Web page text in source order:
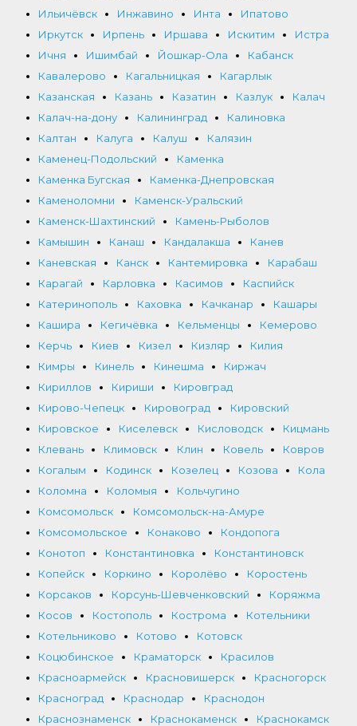
Ильичёвск
Инжавино Инта
Ипатово
Иркутск
Ирпень Иршава Искитим
Истра
Ичня
Ишимбай Йошкар-Ола
Кабанск
Кавалерово
Кагальницкая
Кагарлык
Казанская
Казань Казатин Казлук
Калач
Калач-на-дону
Калининград
Калиновка
Калтан
Калуга Калуш
Калязин
Каменец-Подольский
Каменка
Каменка Бугская
Каменка-Днепровская
Каменоломни
Каменск-Уральский
Каменск-Шахтинский
Камень-Рыболов
Камышин
Канаш Кандалакша
Канев
Каневская
Канск Кантемировка
Карабаш
Карагай
Карловка Касимов
Каспийск
Катеринополь
Каховка Качканар
Кашары
Кашира
Кегичёвка Кельменцы
Кемерово
Керчь
Киев Кизел Кизляр
Килия
Кимры
Кинель Кинешма
Киржач
Кириллов
Кириши
Кировград
Кирово-Чепецк
Кировоград
Кировский
Кировское
Киселевск Кисловодск
Кицмань
Клевань
Климовск Клин Ковель
Ковров
Когалым
Кодинск Козелец Козова
Кола
Коломна
Коломыя
Кольчугино
Комсомольск
Комсомольск-на-Амуре
Комсомольское
Конаково
Кондопога
Конотоп
Константиновка
Константиновск
Копейск
Коркино Королёво
Коростень
Корсаков
Корсунь-Шевченковский
Коряжма
Косов
Костополь Кострома
Котельники
Котельниково
Котово
Котовск
Коцюбинское
Краматорск
Красилов
Красноармейск
Красновишерск
Красногорск
Красноград
Краснодар
Краснодон
Краснознаменск
Краснокаменск
Краснокамск